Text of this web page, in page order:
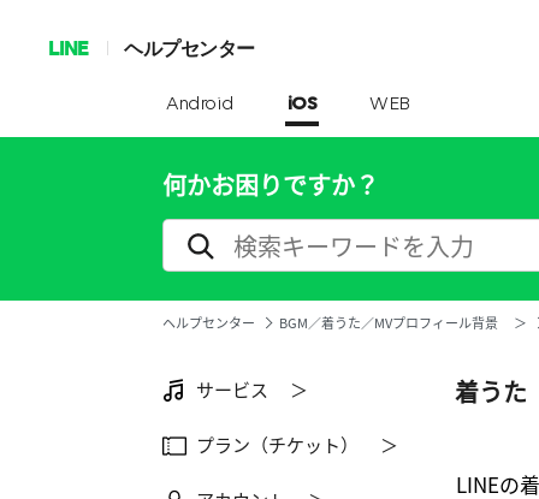
LINE ヘルプセンター
Android iOS WEB
何かお困りですか？
ヘルプセンター BGM／着うた／MVプロフィール背景 ＞
サービス ＞
プラン（チケット） ＞
着うた
LINEの